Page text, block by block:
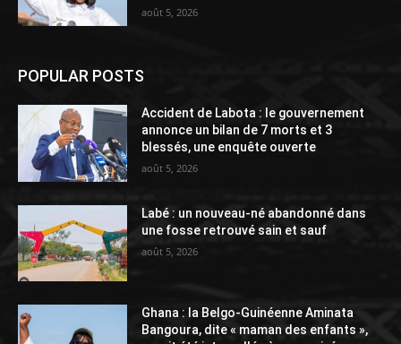
août 5, 2026
POPULAR POSTS
Accident de Labota : le gouvernement
annonce un bilan de 7 morts et 3
blessés, une enquête ouverte
août 5, 2026
Labé : un nouveau-né abandonné dans
une fosse retrouvé sain et sauf
août 5, 2026
Ghana : la Belgo-Guinéenne Aminata
Bangoura, dite « maman des enfants »,